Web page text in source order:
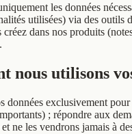
les données
utilisées) via des outils
dans nos produits
nous utilisons
données exclusivement
; répondre aux
ne les vendrons jamais à